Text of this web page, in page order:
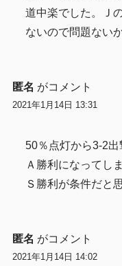
道中楽でした。Ｊ
ないので問題ないか
匿名 がコメント
2021年1月14日 13:31
50％点灯から3-2出
Ａ勝利になってし
Ｓ勝利が条件だと
匿名 がコメント
2021年1月14日 14:02